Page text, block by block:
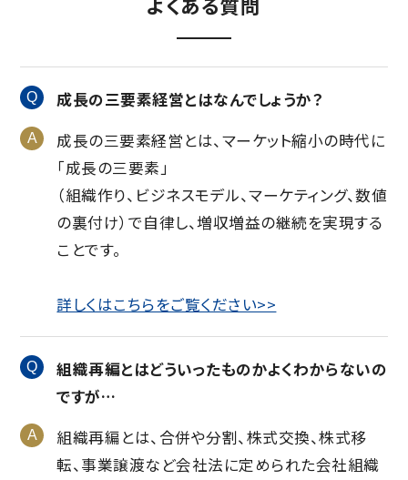
成長の三要素経営とはなんでしょうか？
成長の三要素経営とは、マーケット縮小の時代に
「成長の三要素」
（組織作り、ビジネスモデル、マーケティング、数値
の裏付け）で自律し、増収増益の継続を実現する
ことです。
詳しくはこちらをご覧ください>>
組織再編とはどういったものかよくわからないの
ですが…
組織再編とは、合併や分割、株式交換、株式移
転、事業譲渡など会社法に定められた会社組織